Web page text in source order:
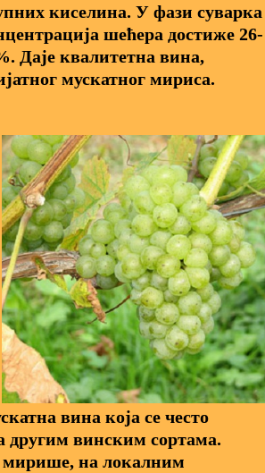
киселина. У фази суварка
шећера достиже 26-
Даје квалитетна вина,
мускатног мириса.
вина која се често
другим винским сортама.
мирише, на локалним